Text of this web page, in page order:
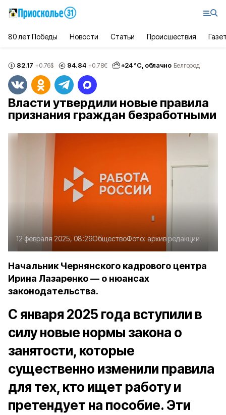
80 лет Победы Новости Статьи Происшествия
82.17 +0.76$ 94.84 +0.78€ +24°С, облачно Белгород
Власти утвердили новые правила
признания граждан безработными
12 февраля 2025, 08:29ОбществоФото: архив редакции
Начальник Чернянского кадрового центра
Ирина Лазаренко — о нюансах
законодательства.
С января 2025 года вступили в
силу новые нормы закона о
занятости, которые
существенно изменили правила
для тех, кто ищет работу и
претендует на пособие. Эти